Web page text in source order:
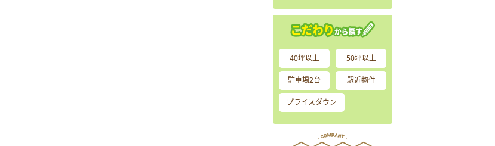
40坪以上 50坪以上
駐車場2台 駅近物件
プライスダウン